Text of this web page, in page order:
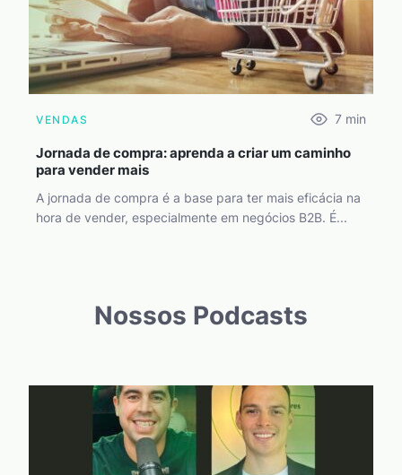
VENDAS 7 min
Jornada de compra: aprenda a criar um caminho
para vender mais
A jornada de compra é a base para ter mais eficácia na
hora de vender, especialmente em negócios B2B. É...
Nossos Podcasts